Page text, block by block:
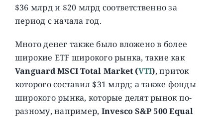
$36 млрд и $20 млрд соответственно за
период с начала год.
Много денег также было вложено в более
широкие ETF широкого рынка, такие как
Vanguard MSCI Total Market (VTI), приток
которого составил $31 млрд; а также фонды
широкого рынка, которые делят рынок по-
разному, например, Invesco S&P 500 Equal